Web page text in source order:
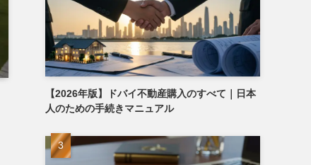
【2026年版】ドバイ不動産購入のすべて｜日本
人のための手続きマニュアル